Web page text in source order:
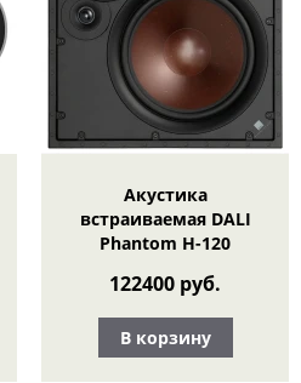
Акустика
встраиваемая DALI
Phantom H-120
122400 руб.
В корзину